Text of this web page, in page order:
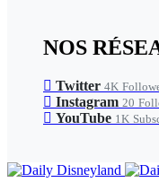
NOS
Twitter 4K
Instagram 20
YouTube 1K